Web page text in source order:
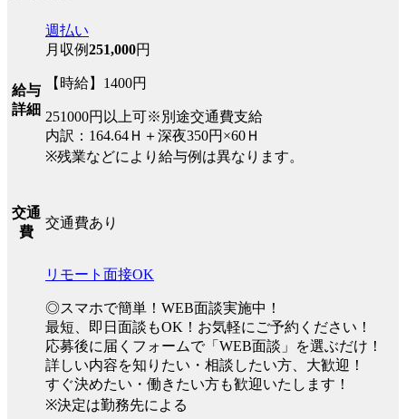
給与
詳細
週払い
月収例251,000円
【時給】1400円
251000円以上可※別途交通費支給
内訳：164.64Ｈ＋深夜350円×60Ｈ
※残業などにより給与例は異なります。
交通
費
交通費あり
リモート面接OK
◎スマホで簡単！WEB面談実施中！
最短、即日面談もOK！お気軽にご予約ください！
応募後に届くフォームで「WEB面談」を選ぶだけ！
詳しい内容を知りたい・相談したい方、大歓迎！
すぐ決めたい・働きたい方も歓迎いたします！
※決定は勤務先による